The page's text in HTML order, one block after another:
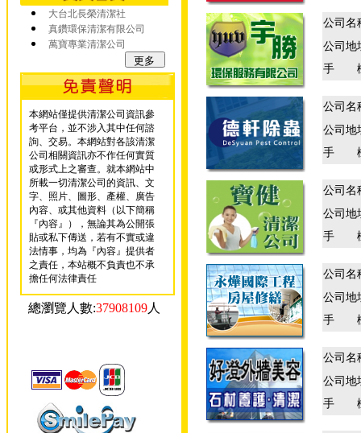
大台北長榮清潔社
真鑽環保清潔有限公司
萬寶專業清潔公司
本網站僅提供清潔公司資訊參
考平台，並不涉入其中任何諮
詢、交易。本網站對各該清潔
公司相關資訊亦不作任何實質
或形式上之審查。就本網站中
所載一切清潔公司的資訊、文
字、照片、圖形、產權、廣告
內容、或其他資料（以下簡稱
『內容』），無論其為公開張
貼或私下傳送，若有不實或違
法情事，均為『內容』提供者
之責任，本站概不負責也不承
擔任何法律責任
總瀏覽人數:37908109人
公司名
公司地
手
公司名
公司地
手
公司名
公司地
手
公司名
公司地
手
公司名
公司地
手